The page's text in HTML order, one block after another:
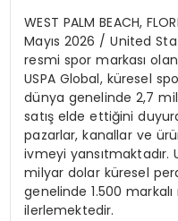
WEST PALM BEACH,
Mayıs 2026 /United
resmi spor markası
USPA Global, küresel
dünya genelinde 2,7
satış elde ettiğini
pazarlar, kanallar ve ürü
ivmeyi yansıtmaktadır.
milyar dolar küresel
genelinde 1.500 markalı
ilerlemektedir.